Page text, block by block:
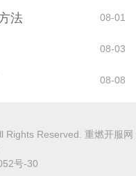
法 08-01
08-03
08-08
Rights Reserved. 重燃开服网
号-30